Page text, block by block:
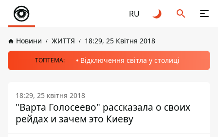
RU
Новини ЖИТТЯ 18:29, 25 Квітня 2018
ТОПТЕМА: Відключення світла у столиці
18:29, 25 квітня 2018
"Варта Голосеево" рассказала о своих
рейдах и зачем это Киеву